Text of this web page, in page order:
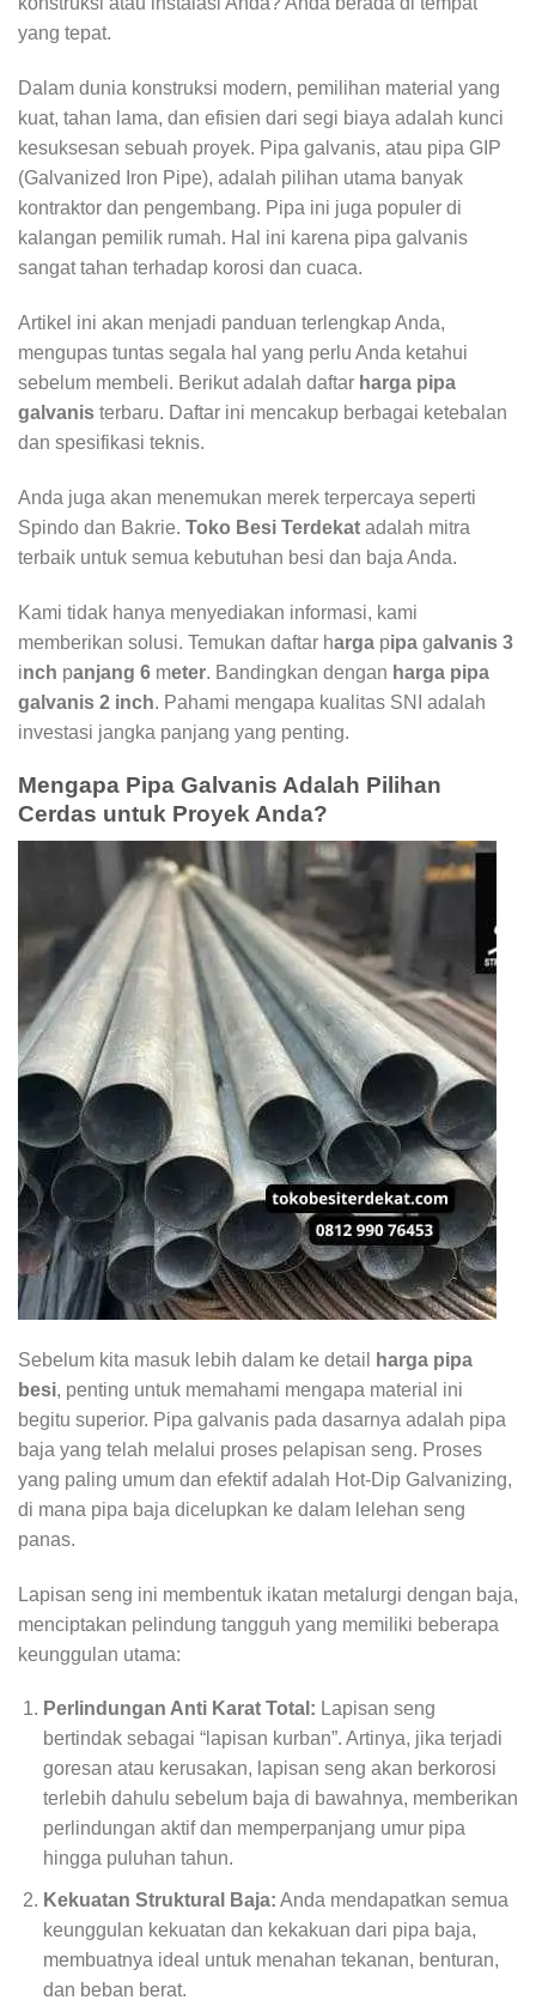
yang tepat.
Dalam dunia konstruksi modern, pemilihan material yang
kuat, tahan lama, dan efisien dari segi biaya adalah kunci
kesuksesan sebuah proyek. Pipa galvanis, atau pipa GIP
(Galvanized Iron Pipe), adalah pilihan utama banyak
kontraktor dan pengembang. Pipa ini juga populer di
kalangan pemilik rumah. Hal ini karena pipa galvanis
sangat tahan terhadap korosi dan cuaca.
Artikel ini akan menjadi panduan terlengkap Anda,
mengupas tuntas segala hal yang perlu Anda ketahui
sebelum membeli. Berikut adalah daftar harga pipa
galvanis terbaru. Daftar ini mencakup berbagai ketebalan
dan spesifikasi teknis.
Anda juga akan menemukan merek terpercaya seperti
Spindo dan Bakrie. Toko Besi Terdekat adalah mitra
terbaik untuk semua kebutuhan besi dan baja Anda.
Kami tidak hanya menyediakan informasi, kami
memberikan solusi. Temukan daftar harga pipa galvanis 3
inch panjang 6 meter. Bandingkan dengan harga pipa
galvanis 2 inch. Pahami mengapa kualitas SNI adalah
investasi jangka panjang yang penting.
Mengapa Pipa Galvanis Adalah Pilihan
Cerdas untuk Proyek Anda?
Sebelum kita masuk lebih dalam ke detail
harga pipa
besi, penting untuk memahami mengapa material ini
begitu superior. Pipa galvanis pada dasarnya adalah pipa
baja yang telah melalui proses pelapisan seng. Proses
yang paling umum dan efektif adalah Hot-Dip Galvanizing,
di mana pipa baja dicelupkan ke dalam lelehan seng
panas.
Lapisan seng ini membentuk ikatan metalurgi dengan baja,
menciptakan pelindung tangguh yang memiliki beberapa
keunggulan utama:
Perlindungan Anti Karat Total: Lapisan seng
bertindak sebagai “lapisan kurban”. Artinya, jika terjadi
goresan atau kerusakan, lapisan seng akan berkorosi
terlebih dahulu sebelum baja di bawahnya, memberikan
perlindungan aktif dan memperpanjang umur pipa
hingga puluhan tahun.
Kekuatan Struktural Baja: Anda mendapatkan semua
keunggulan kekuatan dan kekakuan dari pipa baja,
membuatnya ideal untuk menahan tekanan, benturan,
dan beban berat.